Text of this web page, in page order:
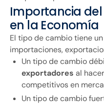
Importancia
en la Economía
El tipo de cambio tiene
importaciones,
Un tipo de cambio
exportadores al
competitivos en
Un tipo de cambio